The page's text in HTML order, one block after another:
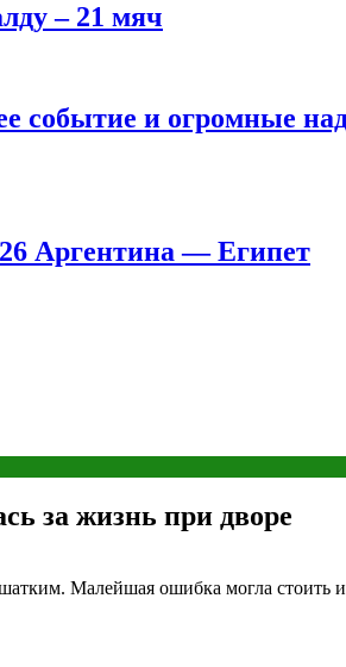
– 21 мяч
и огромные
Аргентина — Египет
за жизнь при дворе
Малейшая ошибка могла стоить